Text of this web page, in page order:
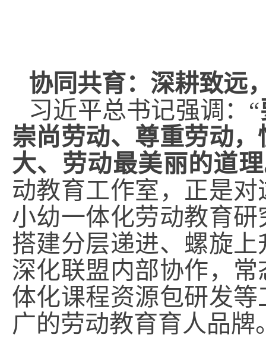
协同共育：深耕致远
习近平总书记强调：“
崇尚劳动、尊重劳动
大、劳动最美丽的道理
动教育工作室，正是
小幼一体化劳动教育
搭建分层递进、螺旋
深化联盟内部协作，
体化课程资源包研发
广的劳动教育育人品牌